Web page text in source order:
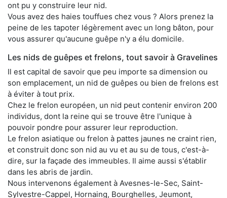
ont pu y construire leur nid.
Vous avez des haies touffues chez vous ? Alors prenez la
peine de les tapoter légèrement avec un long bâton, pour
vous assurer qu'aucune guêpe n'y a élu domicile.
Les nids de guêpes et frelons, tout savoir à Gravelines
Il est capital de savoir que peu importe sa dimension ou
son emplacement, un nid de guêpes ou bien de frelons est
à éviter à tout prix.
Chez le frelon européen, un nid peut contenir environ 200
individus, dont la reine qui se trouve être l'unique à
pouvoir pondre pour assurer leur reproduction.
Le frelon asiatique ou frelon à pattes jaunes ne craint rien,
et construit donc son nid au vu et au su de tous, c'est-à-
dire, sur la façade des immeubles. Il aime aussi s'établir
dans les abris de jardin.
Nous intervenons également à Avesnes-le-Sec, Saint-
Sylvestre-Cappel, Hornaing, Bourghelles, Jeumont,